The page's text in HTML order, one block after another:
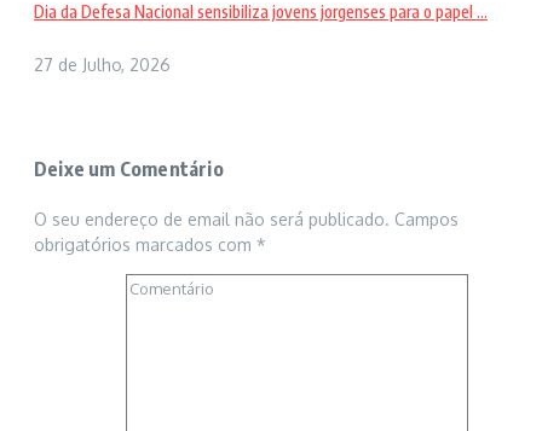
Dia da Defesa Nacional sensibiliza jovens jorgenses para o papel ...
27 de Julho, 2026
Deixe um Comentário
O seu endereço de email não será publicado. Campos
obrigatórios marcados com *